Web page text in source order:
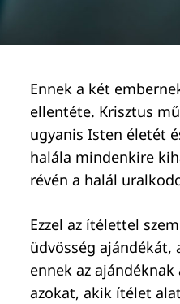
Ennek a két
ellentéte. Krisztus
ugyanis Isten életét
halála mindenkire
révén a halál
Ezzel az ítélettel
üdvösség ajándékát,
ennek az
azokat, akik ítélet